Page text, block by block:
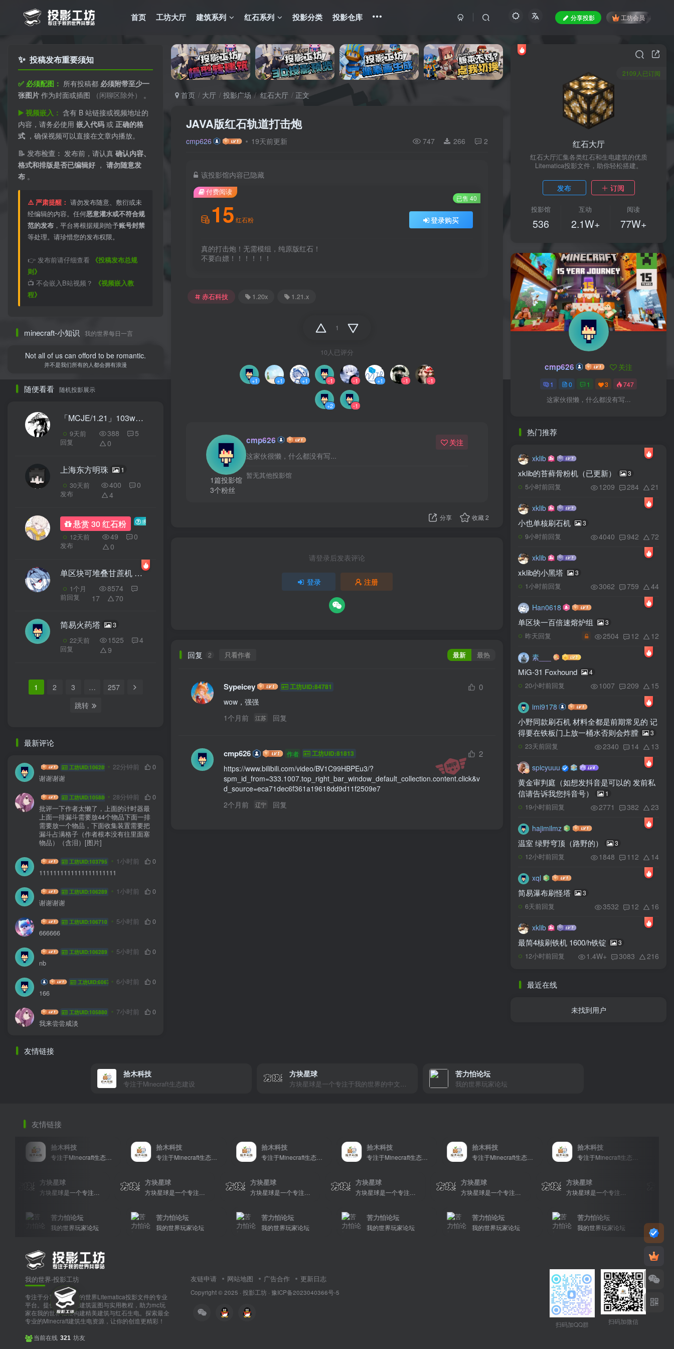
首页 工坊大厅 建筑系列 红石系列 投影分类 投影仓库 分享投影 工坊会员
✨ 投稿发布重要须知
✅ 必须配图： 所有投稿都 必须附带至少一
张图片 作为封面或插图 （闲聊区除外） 。
▶️ 视频嵌入： 含有 B 站链接或视频地址的
内容，请务必使用 嵌入代码 或 正确的格
式 ，确保视频可以直接在文章内播放。
📝 发布检查： 发布前，请认真 确认内容、
格式和排版是否已编辑好 ， 请勿随意发
布 。
⚠️ 严肃提醒： 请勿发布随意、敷衍或未
经编辑的内容。任何恶意灌水或不符合规
范的发布 ，平台将根据规则给予账号封禁
等处理。请珍惜您的发布权限。
👉 发布前请仔细查看 《投稿发布总规
则》
📺 不会嵌入B站视频？
《视频嵌入教
程》
minecraft-小知识 我的世界每日一言
Not all of us can offord to be romantic.
并不是我们所有的人都会拥有浪漫
随便看看 随机投影展示
「MCJE/1.21」103w刷石机收集
9天前
回复
388
5
0
上海东方明珠 1
30天前
发布
400
0
4
悬赏 30 红石粉 求助
12天前
发布
49
0
0
单区块可堆叠甘蔗机 3
1个月
前回复
8574
17
70
简易火药塔 3
22天前
回复
1525
4
9
1 2 3 …
257
跳转
最新评论
HYG sa 工坊UID:106289 22分钟前
0
谢谢谢谢
jlddmuX工坊UID:105880 28分钟前
0
批评一下作者太懒了，上面的计时器最
上面一排漏斗需要放44个物品下面一排
需要放一个物品，下面收集装置需要把
漏斗占满格子（作者根本没有往里面塞
物品）（含泪）[图片]
DDEGFE工坊UID:103795 1小时前
0
1111111111111111111111
HYG sa 工坊UID:106289 1小时前
0
谢谢谢谢
我不知道啊工坊UID:106710 5小时前
0
666666
HYG sa 工坊UID:106289 5小时前
0
nb
coffee wkf 工坊UID:60677 6小时前
0
166
jlddmuX工坊UID:105880 7小时前
0
我来尝尝咸淡
首页 大厅 投影广场 红石大厅 正文
JAVA版红石轨道打击炮
cmp626 19天前更新 747 266 2
该投影馆内容已隐藏
付费阅读
已售 40
15 红石粉 登录购买
真的打击炮！无需模组，纯原版红石！
不要白嫖！！！！！！
赤石科技 1.20x 1.21.x
1
10人已评分
+1 +1 +1 -1 -1 +1 -1 -1
+2 -1
1篇投影馆
3个粉丝
cmp626
这家伙很懒，什么都没有写...
关注
暂无其他投影馆
分享 收藏2
请登录后发表评论
登录 注册
回复 2 只看作者 最新 最热
Sypeicey 工坊UID:84781 0
wow，强强
1个月前
江苏 回复
cmp626 作者 工坊UID:81813 2
https://www.bilibili.com/video/BV1C99HBPEu3/?
spm_id_from=333.1007.top_right_bar_window_default_collection.content.click&v
d_source=eca71dec6f361a19618dd9d11f2509e7
2个月前
辽宁 回复
2109人已订阅
红石大厅
红石大厅汇集各类红石和生电建筑的优质
Litematica投影文件，助你轻松搭建。
发布 订阅
投影馆
536
互动
2.1W+
阅读
77W+
cmp626 关注
1 0 1 3 747
这家伙很懒，什么都没有写...
热门推荐
xklib
xklib的苔藓骨粉机（已更新） 3
5小时前回复 1209 284 21
xklib
小也单核刷石机 3
9小时前回复 4040 942 72
xklib
xklib的小黑塔 3
1小时前回复 3062 759 44
Han0618
单区块一百倍速熔炉组 3
昨天回复 2504 12 12
素___
MiG-31 Foxhound 4
20小时前回复 1007 209 15
imi9178
小野同款刷石机 材料全都是前期常见的 记
得要在铁板门上放一桶水否则会炸膛
3
23天前回复 2340 14 13
spicyuuu
黄金审判庭（如想发抖音是可以的 发前私
信请告诉我您抖音号）
1
19小时前回复 2771 382 23
hajimilmz
温室 绿野穹顶（路野的） 3
12小时前回复 1848 112 14
xql
简易瀑布刷怪塔 3
6天前回复 3532 12 16
xklib
最简4核刷铁机 1600/h铁锭 3
12小时前回复 1.4W+ 3083 216
最近在线
未找到用户
友情链接
拾木科技
专注于Minecraft生态建设
方块星球
方块星球是一个专注于我的世界的中文论坛，提供丰富的资源分享、玩家交流和创意展示，包括地图、皮肤、数据包等内容，打造Minecraft玩家的专属社区乐园！
苦力怕论坛
我的世界玩家论坛
友情链接
拾木科技
专注于Minecraft生态建设
拾木科技
专注于Minecraft生态建设
拾木科技
专注于Minecraft生态建设
拾木科技
专注于Minecraft生态建设
拾木科技
专注于Minecraft生态建设
拾木科技
专注于Minecraft生态建设
方块星球 方块星球 方块星球 方块星球 方块星球 方块星球
苦力怕论坛
我的世界玩家论坛
苦力怕论坛
我的世界玩家论坛
苦力怕论坛
我的世界玩家论坛
苦力怕论坛
我的世界玩家论坛
苦力怕论坛
我的世界玩家论坛
苦力怕论坛
我的世界玩家论坛
我的世界-投影工坊
专注于分享和下载我的世界Litematica投影文件的专业
平台。提供多样化的建筑蓝图与实用教程，助力mc玩
家在我的世界轻松构建精美建筑与红石生电。探索最全
专业的Minecraft建筑生电资源，让你的创造更精彩！
当前在线 321 坊友
友链申请 网站地图 广告合作 更新日志
Copyright © 2025 · 投影工坊 · 豫ICP备2023040366号-5
扫码加QQ群 扫码加微信